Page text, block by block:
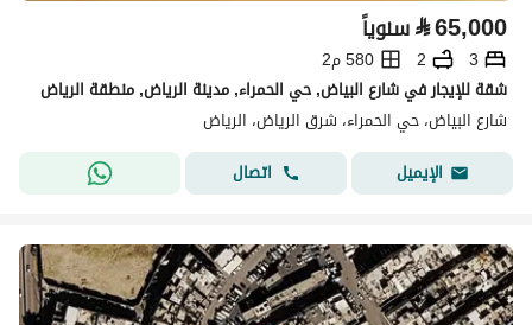
⃁65,000 سنوياً
3
2
580 م2
شقة للإيجار في شارع البياض, حي الحمراء, مدينة الرياض, منطقة الرياض
شارع البياض، حي الحمراء، شرق الرياض، الرياض
الإيميل
اتصال